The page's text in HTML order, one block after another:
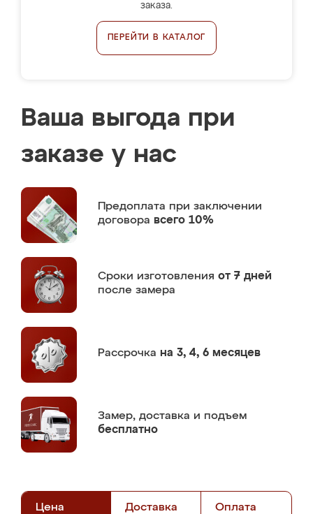
заказа.
ПЕРЕЙТИ В КАТАЛОГ
Ваша выгода при
заказе у нас
Предоплата при заключении
договора всего 10%
Сроки изготовления от 7 дней
после замера
Рассрочка на 3, 4, 6 месяцев
Замер, доставка и подъем
бесплатно
Цена Доставка Оплата